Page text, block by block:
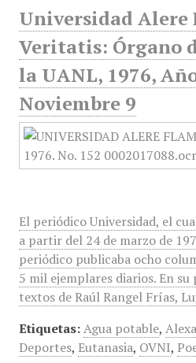
Universidad Alere
Veritatis: Órgano
la UANL, 1976,
Noviembre 9
El periódico Universidad, el
a partir del 24 de marzo de
periódico publicaba ocho
5 mil ejemplares diarios. En
textos de Raúl Rangel Frías,
Etiquetas: Agua potable,
Deportes, Eutanasia, OVNI,